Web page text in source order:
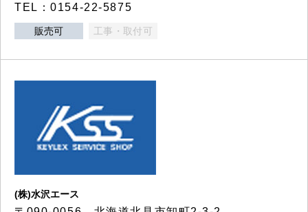
TEL：0154-22-5875
販売可 工事・取付可
(株)水沢エース